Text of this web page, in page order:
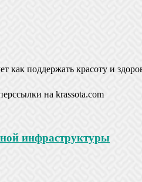
поддержать красоту и
на krassota.com
инфраструктуры